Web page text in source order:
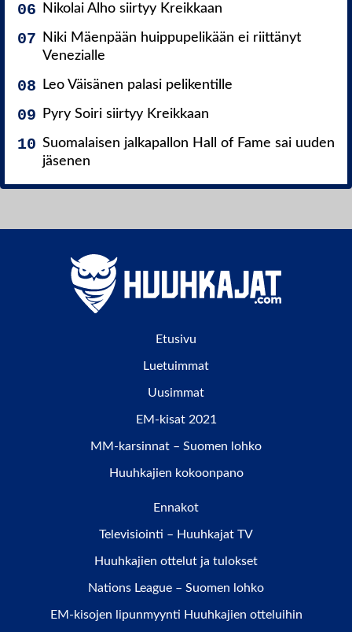
Nikolai Alho siirtyy Kreikkaan
Niki Mäenpään huippupelikään ei riittänyt
Venezialle
Leo Väisänen palasi pelikentille
Pyry Soiri siirtyy Kreikkaan
Suomalaisen jalkapallon Hall of Fame sai uuden
jäsenen
Etusivu
Luetuimmat
Uusimmat
EM-kisat 2021
MM-karsinnat – Suomen lohko
Huuhkajien kokoonpano
Ennakot
Televisiointi – Huuhkajat TV
Huuhkajien ottelut ja tulokset
Nations League – Suomen lohko
EM-kisojen lipunmyynti Huuhkajien otteluihin